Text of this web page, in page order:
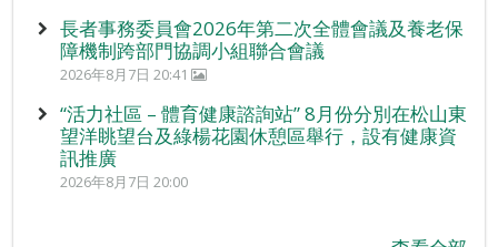
長者事務委員會2026年第二次全體會議及養老保
障機制跨部門協調小組聯合會議
2026年8月7日 20:41
“活力社區 – 體育健康諮詢站” 8月份分別在松山東
望洋眺望台及綠楊花園休憩區舉行，設有健康資
訊推廣
2026年8月7日 20:00